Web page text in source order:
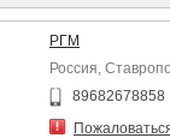
РГМ
Россия,
89682678858